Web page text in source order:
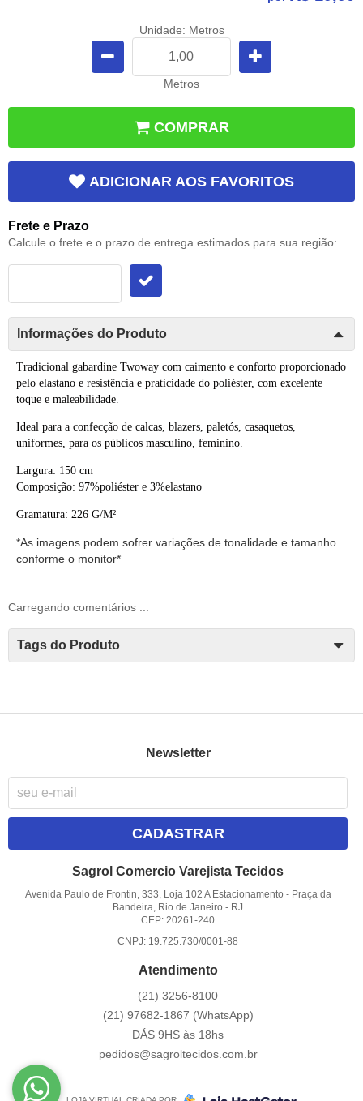
Unidade: Metros
Metros
COMPRAR
ADICIONAR AOS FAVORITOS
Frete e Prazo
Calcule o frete e o prazo de entrega estimados para sua região:
Informações do Produto
Tradicional gabardine Twoway com caimento e conforto proporcionado
pelo elastano e resistência e praticidade do poliéster, com excelente
toque e maleabilidade.
Ideal para a confecção de calcas, blazers, paletós, casaquetos,
uniformes, para os públicos masculino, feminino.
Largura: 150 cm
Composição: 97%poliéster e 3%elastano
Gramatura: 226 G/M²
*As imagens podem sofrer variações de tonalidade e tamanho
conforme o monitor*
Carregando comentários ...
Tags do Produto
Newsletter
CADASTRAR
Sagrol Comercio Varejista Tecidos
Avenida Paulo de Frontin, 333, Loja 102 A Estacionamento - Praça da
Bandeira, Rio de Janeiro - RJ
CEP: 20261-240
CNPJ: 19.725.730/0001-88
Atendimento
(21) 3256-8100
(21) 97682-1867 (WhatsApp)
DÁS 9HS às 18hs
pedidos@sagroltecidos.com.br